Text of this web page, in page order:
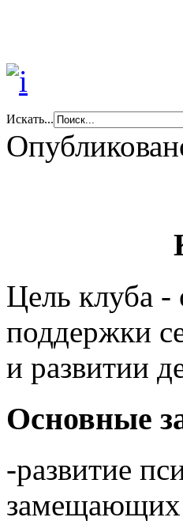
Искать...
Цель клуба -
поддержки
и развитии
Основные
-развитие
замещающих